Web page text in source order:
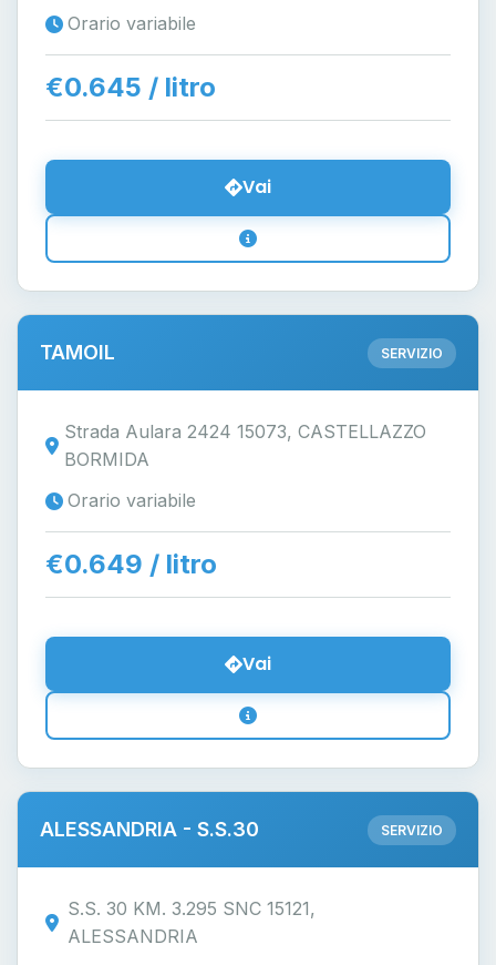
Orario variabile
€0.645 / litro
Vai
TAMOIL SERVIZIO
Strada Aulara 2424 15073, CASTELLAZZO
BORMIDA
Orario variabile
€0.649 / litro
Vai
ALESSANDRIA - S.S.30 SERVIZIO
S.S. 30 KM. 3.295 SNC 15121,
ALESSANDRIA